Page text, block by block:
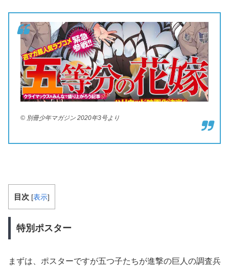
© 別冊少年マガジン 2020年3号より
目次 [表示]
特別ポスター
まずは、ポスターですが五つ子たちが進撃の巨人の調査兵